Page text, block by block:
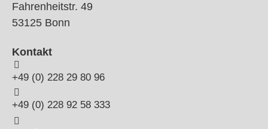
Fahrenheitstr. 49
53125 Bonn
Kontakt
+49 (0) 228 29 80 96
+49 (0) 228 92 58 333